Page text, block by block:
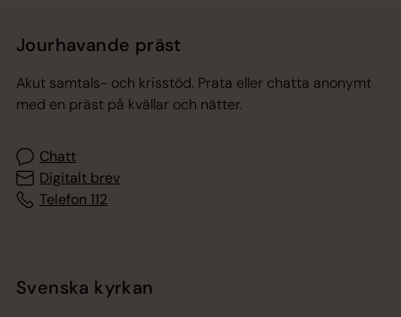
Jourhavande präst
Akut samtals- och krisstöd. Prata eller chatta anonymt
med en präst på kvällar och nätter.
Chatt
Digitalt brev
Telefon 112
Svenska kyrkan